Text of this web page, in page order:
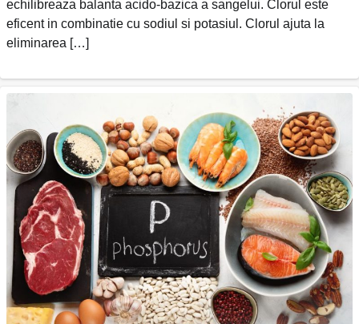
echilibreaza balanta acido-bazica a sangelui. Clorul este
eficent in combinatie cu sodiul si potasiul. Clorul ajuta la
eliminarea […]